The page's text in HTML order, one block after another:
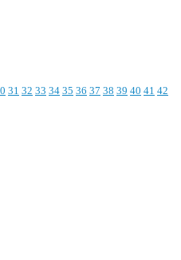
31 32 33 34 35 36 37 38 39 40 41 42